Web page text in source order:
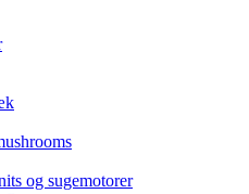
og sugemotorer